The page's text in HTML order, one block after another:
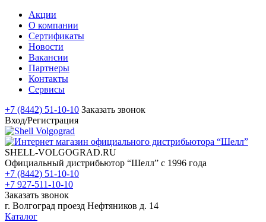
Акции
О компании
Сертификаты
Новости
Вакансии
Партнеры
Контакты
Сервисы
+7 (8442) 51-10-10 Заказать звонок
Вход/Регистрация
SHELL-VOLGOGRAD.RU
Официальный дистрибьютор “Шелл” с 1996 года
+7 (8442) 51-10-10
+7 927-511-10-10
Заказать звонок
г. Волгоград проезд Нефтяников д. 14
Каталог